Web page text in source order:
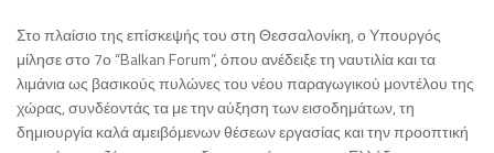
Στο πλαίσιο της επίσκεψής του στη Θεσσαλονίκη, ο Υπουργός
μίλησε στο 7ο “Balkan Forum”, όπου ανέδειξε τη ναυτιλία και τα
λιμάνια ως βασικούς πυλώνες του νέου παραγωγικού μοντέλου της
χώρας, συνδέοντάς τα με την αύξηση των εισοδημάτων, τη
δημιουργία καλά αμειβόμενων θέσεων εργασίας και την προοπτική